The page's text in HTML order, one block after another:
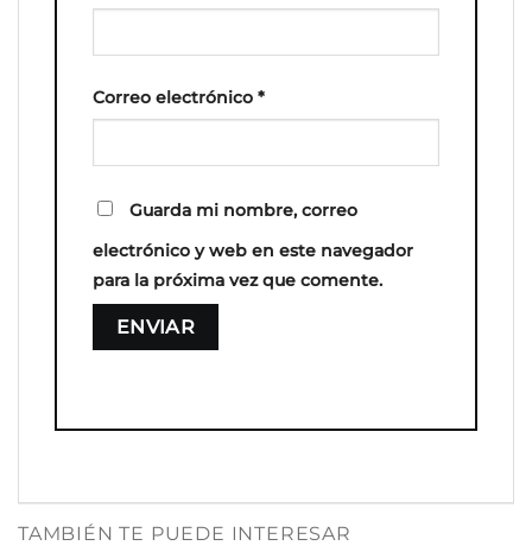
Correo electrónico *
Guarda mi nombre, correo
electrónico y web en este navegador
para la próxima vez que comente.
TAMBIÉN TE PUEDE INTERESAR